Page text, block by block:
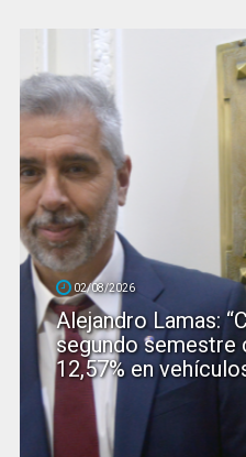
02/08/2026
Alejandro Lamas:
segundo semestre
12,57% en